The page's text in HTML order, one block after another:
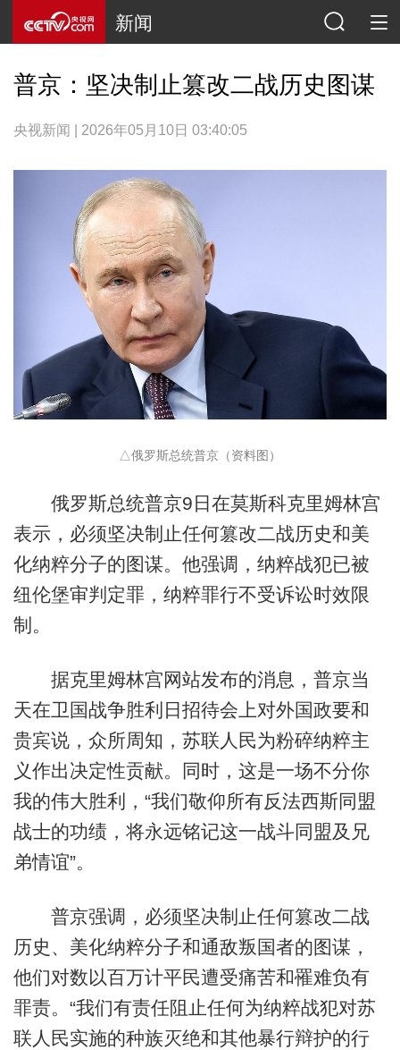
新闻
普京：坚决制止篡改二战历史图谋
央视新闻 | 2026年05月10日 03:40:05
△俄罗斯总统普京（资料图）
俄罗斯总统普京9日在莫斯科克里姆林宫
表示，必须坚决制止任何篡改二战历史和美
化纳粹分子的图谋。他强调，纳粹战犯已被
纽伦堡审判定罪，纳粹罪行不受诉讼时效限
制。
据克里姆林宫网站发布的消息，普京当
天在卫国战争胜利日招待会上对外国政要和
贵宾说，众所周知，苏联人民为粉碎纳粹主
义作出决定性贡献。同时，这是一场不分你
我的伟大胜利，“我们敬仰所有反法西斯同盟
战士的功绩，将永远铭记这一战斗同盟及兄
弟情谊”。
普京强调，必须坚决制止任何篡改二战
历史、美化纳粹分子和通敌叛国者的图谋，
他们对数以百万计平民遭受痛苦和罹难负有
罪责。“我们有责任阻止任何为纳粹战犯对苏
联人民实施的种族灭绝和其他暴行辩护的行